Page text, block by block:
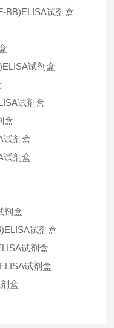
BB)ELISA试剂盒
试剂盒
试剂盒
盒
试剂盒
试剂盒
剂盒
试剂盒
试剂盒
试剂盒
盒